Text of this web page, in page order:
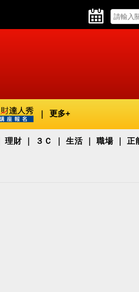
更多+
理財 ３Ｃ 生活 職場 正